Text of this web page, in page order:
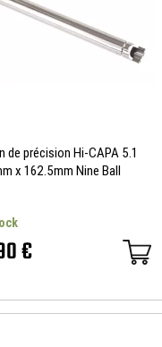
de précision Hi-CAPA 5.1
x 162.5mm Nine Ball
€